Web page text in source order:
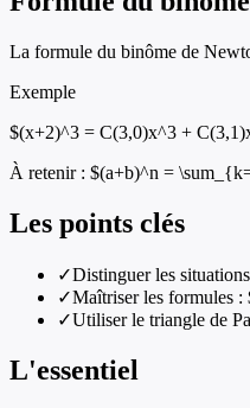
La formule du binôme de
Exemple
$(x+2)^3 = C(3,0)x^3 +
À retenir : $(a+b)^n =
Les points clés
✓Distinguer les
✓Maîtriser les formules
✓Utiliser le triangle de
L'essentiel